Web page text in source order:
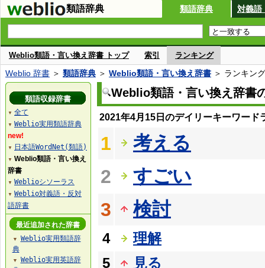
類語辞典 類語辞典 対義語
Weblio類語・言い換え辞書 トップ 索引 ランキング
Weblio 辞書 ＞ 類語辞典 ＞ Weblio類語・言い換え辞書 ＞ ランキング
Weblio類語・言い換え辞書
2021年4月15日のデイリーキーワード
1
考える
2
すごい
3
検討
4
理解
5
見る
類語収録辞書
▼ 全て
▼ Weblio実用類語辞典
new!
▼ 日本語WordNet(類語)
▼ Weblio類語・言い換え
辞書
▼ Weblioシソーラス
▼ Weblio対義語・反対
語辞書
最近追加された辞書
▼
Weblio実用類語辞
典
▼
Weblio実用英語辞